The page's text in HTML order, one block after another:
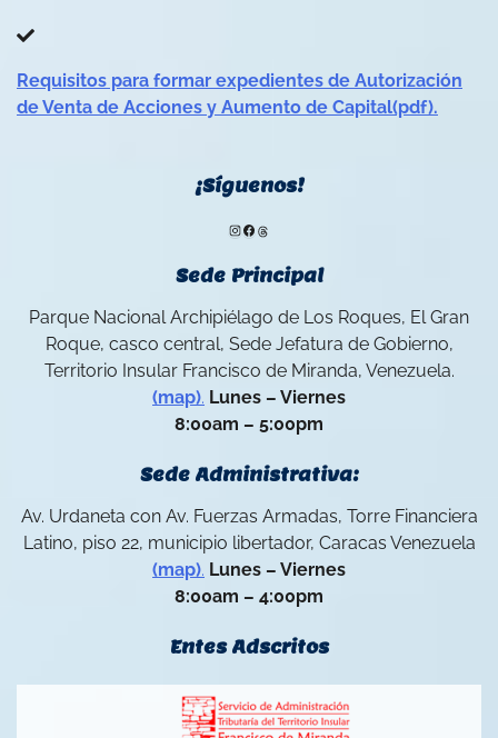
Requisitos para formar expedientes de Autorización
de Venta de Acciones y Aumento de Capital(pdf).
¡Síguenos!
Instagram
Facebook
Threads
Sede Principal
Parque Nacional Archipiélago de Los Roques, El Gran
Roque, casco central, Sede Jefatura de Gobierno,
Territorio Insular Francisco de Miranda, Venezuela.
(map). Lunes – Viernes
8:00am – 5:00pm
Sede Administrativa:
Av. Urdaneta con Av. Fuerzas Armadas, Torre Financiera
Latino, piso 22, municipio libertador, Caracas Venezuela
(map). Lunes – Viernes
8:00am – 4:00pm
Entes Adscritos